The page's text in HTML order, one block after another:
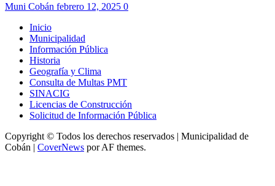
Muni Cobán febrero 12, 2025 0
Inicio
Municipalidad
Información Pública
Historia
Geografía y Clima
Consulta de Multas PMT
SINACIG
Licencias de Construcción
Solicitud de Información Pública
Copyright © Todos los derechos reservados | Municipalidad de
Cobán | CoverNews por AF themes.